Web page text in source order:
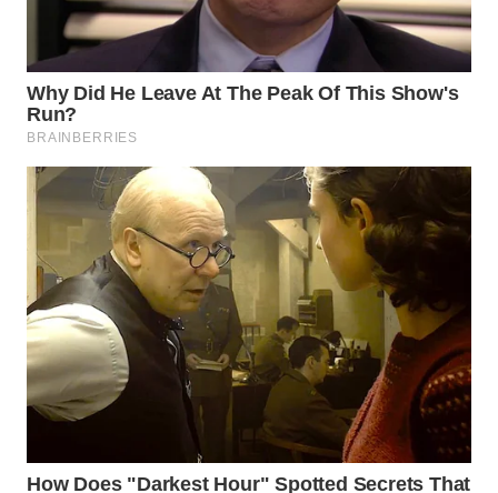
SOLO
WN
BOROBUDUR
MADURA
SURABAYA
WN
NATUNA
WN
BINTAN
WN